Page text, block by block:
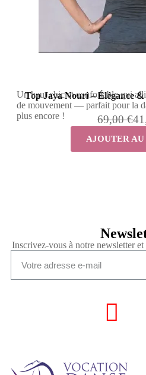
Top Jaya Nouri – Élégance &
Un haut chic et confortable qui
de mouvement — parfait pour la
plus encore !
69,00 €
AJOUTER AU
Inscrivez-vous à notre newsletter